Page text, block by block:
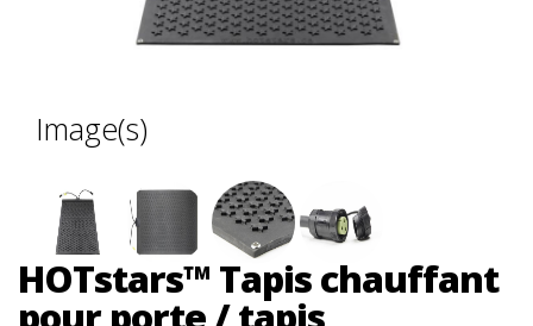
Image(s)
HOTstars™ Tapis chauffant
pour porte / tapis